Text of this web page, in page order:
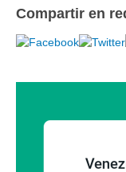
Compartir en